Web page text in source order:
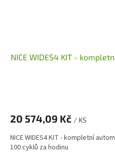
NICE WIDES4 KIT -
20 574,09 Kč / KS
NICE WIDES4 KIT - kompletní
100 cyklů za hodinu